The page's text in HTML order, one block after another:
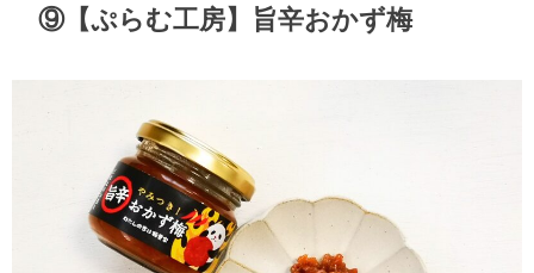
⑨【ぷらむ工房】旨辛おかず梅